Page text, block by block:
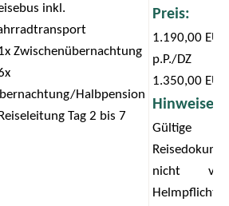
inkl.
Zwischenübernachtung
Halbpension
Tag 2 bis 7
Preis:
1.190,00 EUR
p.P./DZ
1.350,00
Hinweise:
Gültige
nicht
Helmpflicht!